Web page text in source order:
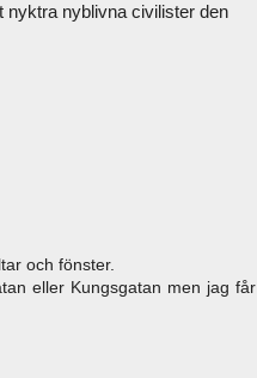
nyktra nyblivna civilister den
och fönster.
eller Kungsgatan men jag får